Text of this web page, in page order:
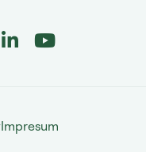
Impresum